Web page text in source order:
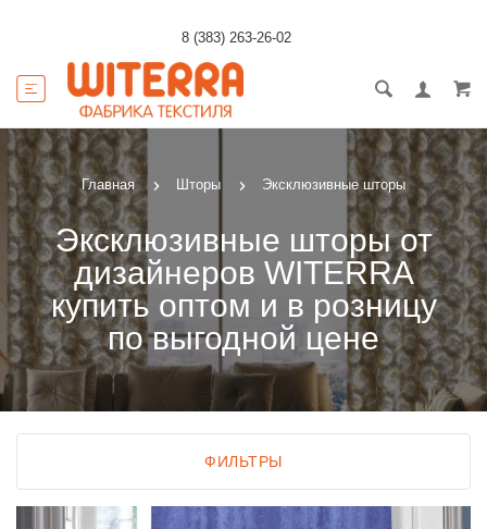
8 (383) 263-26-02
Главная Шторы Эксклюзивные шторы
Эксклюзивные шторы от
дизайнеров WITERRA
купить оптом и в розницу
по выгодной цене
ФИЛЬТРЫ